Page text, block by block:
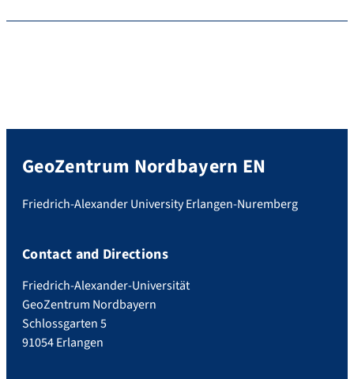
GeoZentrum Nordbayern EN
Friedrich-Alexander University Erlangen-Nuremberg
Contact and Directions
Friedrich-Alexander-Universität
GeoZentrum Nordbayern
Schlossgarten 5
91054 Erlangen